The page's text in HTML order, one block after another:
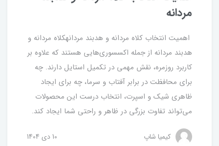
مردانه
اهمیت انتخاب کلاه مردانه و هدبند مردانهکلاه مردانه و
هدبند مردانه از جمله اکسسوری‌هایی هستند که علاوه بر
کاربرد روزمره، نقش مهمی در تکمیل استایل دارند. چه
برای محافظت در برابر آفتاب و سرما، چه برای ایجاد
ظاهری شیک و اسپرت، انتخاب درست این محصولات
می‌تواند تفاوت بزرگی در ظاهر و راحتی شما ایجاد کند.
کیمیا شاپ 10 دی 1404